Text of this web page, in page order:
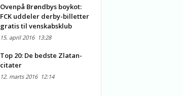
Ovenpå Brøndbys boykot:
FCK uddeler derby-billetter
gratis til venskabsklub
15. april 201613:28
Top 20: De bedste Zlatan-
citater
12. marts 201612:14